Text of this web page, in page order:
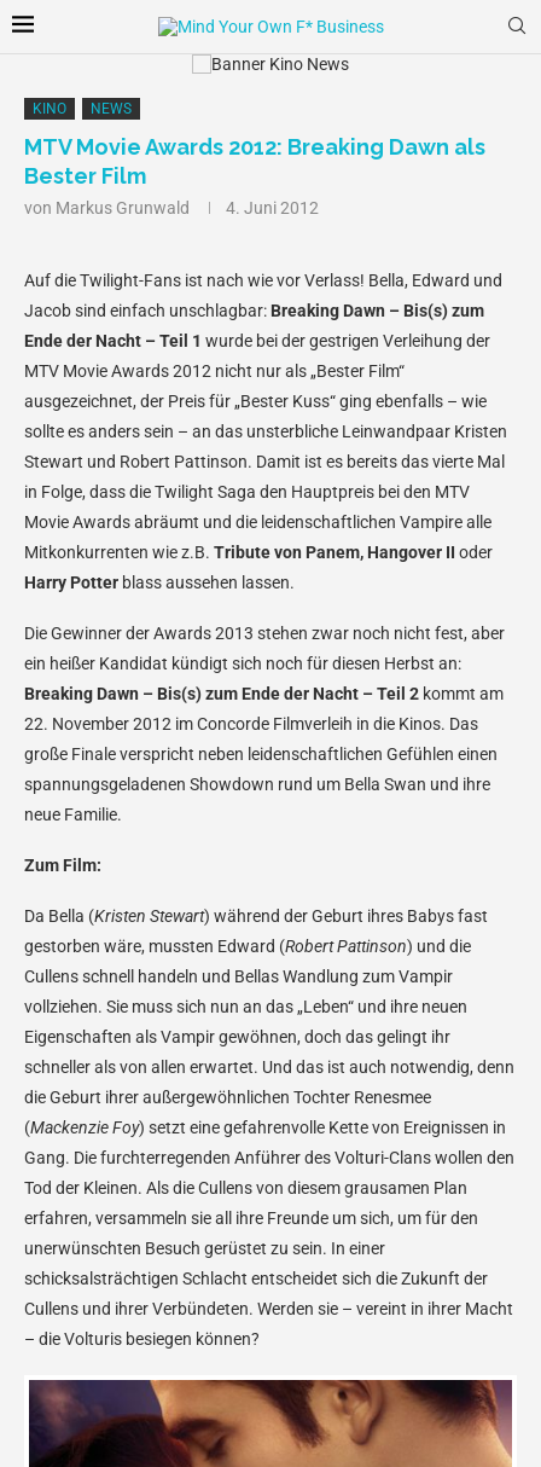
KINO NEWS
MTV Movie Awards 2012: Breaking Dawn als
Bester Film
von Markus Grunwald 4. Juni 2012
Auf die Twilight-Fans ist nach wie vor Verlass! Bella, Edward und
Jacob sind einfach unschlagbar: Breaking Dawn – Bis(s) zum
Ende der Nacht – Teil 1 wurde bei der gestrigen Verleihung der
MTV Movie Awards 2012 nicht nur als „Bester Film“
ausgezeichnet, der Preis für „Bester Kuss“ ging ebenfalls – wie
sollte es anders sein – an das unsterbliche Leinwandpaar Kristen
Stewart und Robert Pattinson. Damit ist es bereits das vierte Mal
in Folge, dass die Twilight Saga den Hauptpreis bei den MTV
Movie Awards abräumt und die leidenschaftlichen Vampire alle
Mitkonkurrenten wie z.B. Tribute von Panem, Hangover II oder
Harry Potter blass aussehen lassen.
Die Gewinner der Awards 2013 stehen zwar noch nicht fest, aber
ein heißer Kandidat kündigt sich noch für diesen Herbst an:
Breaking Dawn – Bis(s) zum Ende der Nacht – Teil 2 kommt am
22. November 2012 im Concorde Filmverleih in die Kinos. Das
große Finale verspricht neben leidenschaftlichen Gefühlen einen
spannungsgeladenen Showdown rund um Bella Swan und ihre
neue Familie.
Zum Film:
Da Bella (Kristen Stewart) während der Geburt ihres Babys fast
gestorben wäre, mussten Edward (Robert Pattinson) und die
Cullens schnell handeln und Bellas Wandlung zum Vampir
vollziehen. Sie muss sich nun an das „Leben“ und ihre neuen
Eigenschaften als Vampir gewöhnen, doch das gelingt ihr
schneller als von allen erwartet. Und das ist auch notwendig, denn
die Geburt ihrer außergewöhnlichen Tochter Renesmee
(Mackenzie Foy) setzt eine gefahrenvolle Kette von Ereignissen in
Gang. Die furchterregenden Anführer des Volturi-Clans wollen den
Tod der Kleinen. Als die Cullens von diesem grausamen Plan
erfahren, versammeln sie all ihre Freunde um sich, um für den
unerwünschten Besuch gerüstet zu sein. In einer
schicksalsträchtigen Schlacht entscheidet sich die Zukunft der
Cullens und ihrer Verbündeten. Werden sie – vereint in ihrer Macht
– die Volturis besiegen können?